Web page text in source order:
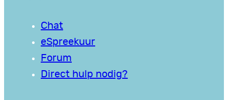
Chat
eSpreekuur
Forum
Direct hulp nodig?